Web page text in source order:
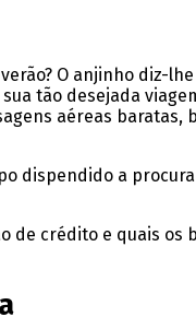
O anjinho diz-
tão desejada
aéreas
dispendido a
crédito e quais os